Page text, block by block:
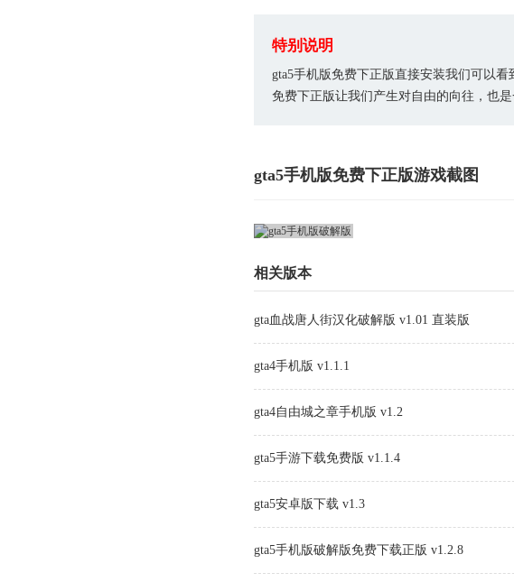
特别说明
gta5手机版免费下正版直接安装我们可以
免费下正版让我们产生对自由的向往，也是
gta5手机版免费下正版游戏截图
相关版本
gta血战唐人街汉化破解版 v1.01 直装版
gta4手机版 v1.1.1
gta4自由城之章手机版 v1.2
gta5手游下载免费版 v1.1.4
gta5安卓版下载 v1.3
gta5手机版破解版免费下载正版 v1.2.8